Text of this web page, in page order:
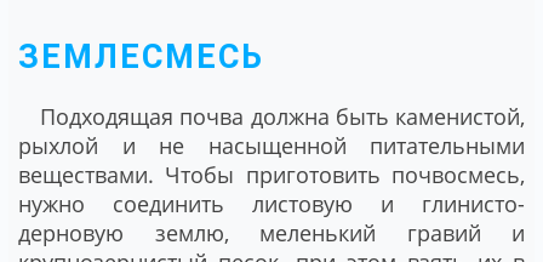
ЗЕМЛЕСМЕСЬ
Подходящая почва должна быть каменистой,
рыхлой и не насыщенной питательными
веществами. Чтобы приготовить почвосмесь,
нужно соединить листовую и глинисто-
дерновую землю, меленький гравий и